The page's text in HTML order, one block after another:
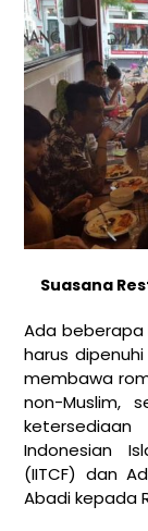
Suasana
Ada beberapa
harus
membawa
non-Muslim,
Indonesian
(IITCF) dan
Abadi kepada